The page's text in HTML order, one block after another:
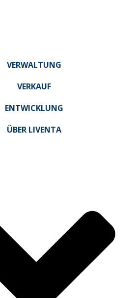
VERWALTUNG
VERKAUF
ENTWICKLUNG
ÜBER LIVENTA